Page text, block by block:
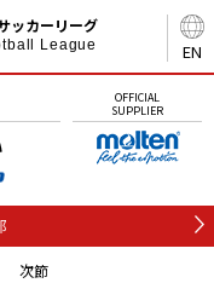
EN
ッカーリーグ
League
OFFICIAL
SUPPLIER
次節